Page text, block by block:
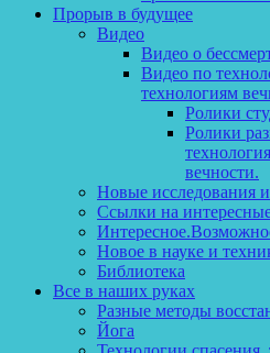
Прорыв в будущее
Видео
Видео о
Видео по
технологиям
Ролики
Ролики
вечности.
Новые исследования
Ссылки на
Новое в науке и
Библиотека
Все в наших руках
Разные методы
Йога